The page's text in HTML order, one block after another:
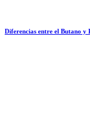
Diferencias entre el Butano y